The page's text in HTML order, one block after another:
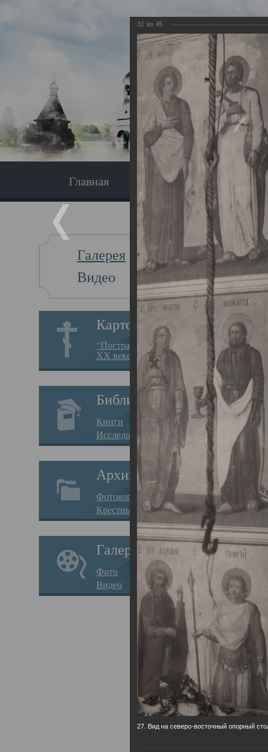
Главная Экскурсия
Галерея
Видео
Картотека
“Пострадавшие за веру в
XX веке на Севере”
Библиотека
Книги
Исследования
Архив
Фотокопии дел
Крестные ходы
Галерея
Фото
Видео
Главная
31 из 45
27. Вид на северо-восточный опорный